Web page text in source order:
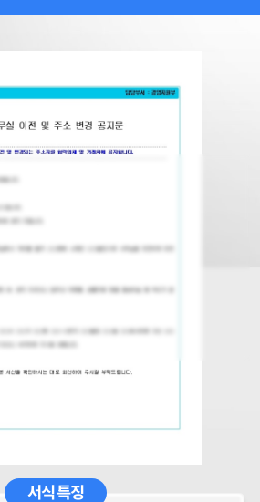
서식 특징